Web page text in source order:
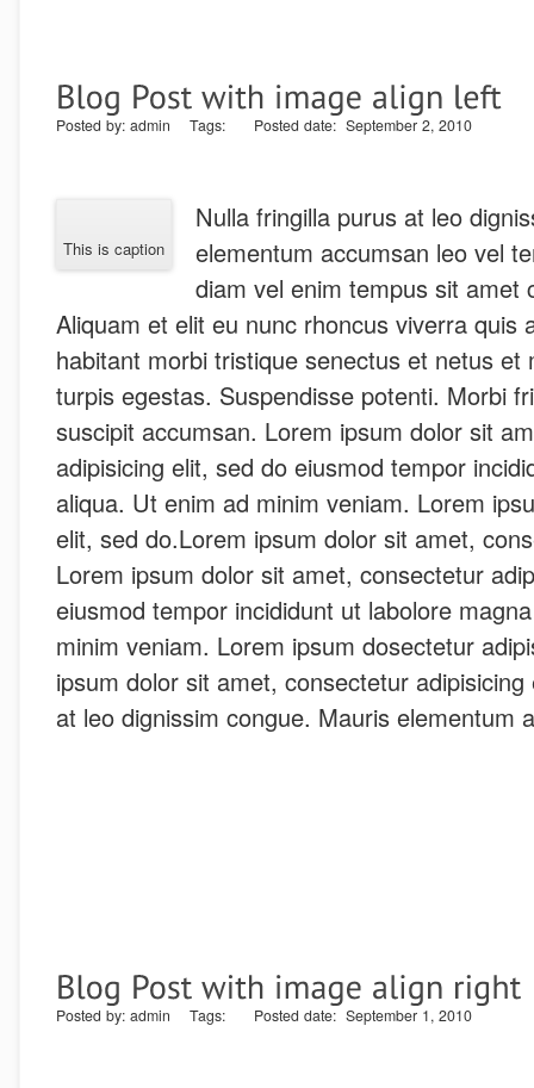
Posted by: admin Tags: Posted date: September 2, 2010
This is caption
Nulla fringilla purus at leo
elementum accumsan leo vel
diam vel enim tempus sit amet
Aliquam et elit eu nunc rhoncus viverra quis
habitant morbi tristique senectus et netus et
turpis egestas. Suspendisse potenti. Morbi
suscipit accumsan. Lorem ipsum dolor sit
adipisicing elit, sed do eiusmod tempor
aliqua. Ut enim ad minim veniam. Lorem
elit, sed do.Lorem ipsum dolor sit amet,
Lorem ipsum dolor sit amet, consectetur
eiusmod tempor incididunt ut labolore
minim veniam. Lorem ipsum dosectetur
ipsum dolor sit amet, consectetur
at leo dignissim congue. Mauris elementum
Posted by: admin Tags: Posted date: September 1, 2010